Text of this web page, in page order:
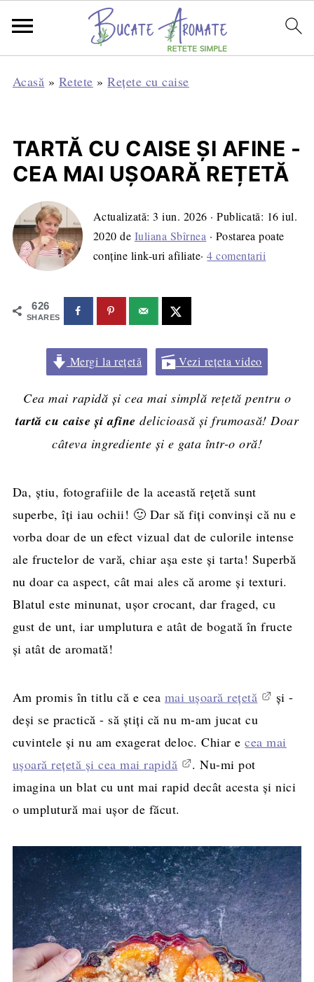
Acasă » Retete »Rețete cu caise
TARTĂ CU CAISE ȘI AFINE -
CEA MAI UȘOARĂ REȚETĂ
Actualizată:3 iun. 2026 · Publicată: 16 iul.
2020 de Iuliana Sbîrnea · Postarea poate
conține link-uri afiliate·4 comentarii
626
SHARES
Mergi la rețetă Vezi rețeta video
Cea mai rapidă și cea mai simplă rețetă pentru o
tartă cu caise și afine delicioasă și frumoasă! Doar
câteva ingrediente și e gata într-o oră!
Da, știu, fotografiile de la această rețetă sunt
superbe, îți iau ochii! 🙂 Dar să fiți convinși că nu e
vorba doar de un efect vizual dat de culorile intense
ale fructelor de vară, chiar așa este și tarta! Superbă
nu doar ca aspect, cât mai ales că arome și texturi.
Blatul este minunat, ușor crocant, dar fraged, cu
gust de unt, iar umplutura e atât de bogată în fructe
și atât de aromată!
Am promis în titlu că e cea mai ușoară rețetă
și -
deși se practică - să știți că nu m-am jucat cu
cuvintele și nu am exagerat deloc. Chiar ecea mai
ușoară rețetă și cea mai rapidă
. Nu-mi pot
imagina un blat cu unt mai rapid decât acesta și nici
o umplutură mai ușor de făcut.